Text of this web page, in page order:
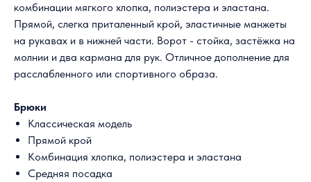
комбинации мягкого хлопка, полиэстера и эластана.
Прямой, слегка приталенный крой, эластичные манжеты
на рукавах и в нижней части. Ворот - стойка, застёжка на
молнии и два кармана для рук. Отличное дополнение для
расслабленного или спортивного образа.
Брюки
Классическая модель
Прямой крой
Комбинация хлопка, полиэстера и эластана
Средняя посадка